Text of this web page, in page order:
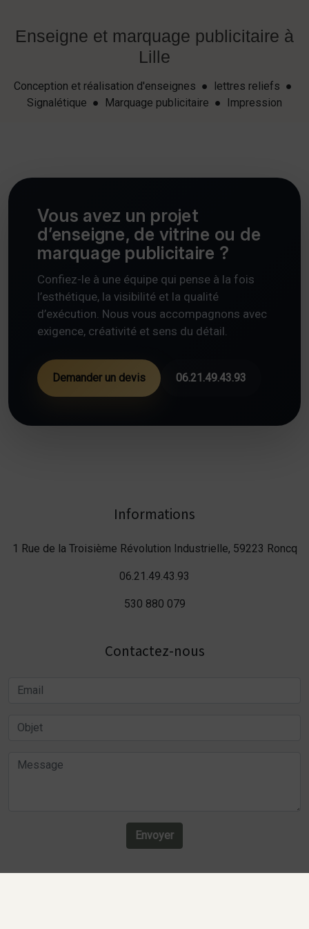
Enseigne et marquage publicitaire à
Lille
Conception et réalisation d'enseignes ● lettres reliefs ●
Signalétique ● Marquage publicitaire ● Impression
Vous avez un projet
d’enseigne, de vitrine ou de
marquage publicitaire ?
Confiez-le à une équipe qui pense à la fois
l’esthétique, la visibilité et la qualité
d’exécution. Nous vous accompagnons avec
exigence, créativité et sens du détail.
Demander un devis 06.21.49.43.93
Informations
1 Rue de la Troisième Révolution Industrielle, 59223 Roncq
06.21.49.43.93
530 880 079
Contactez-nous
Envoyer